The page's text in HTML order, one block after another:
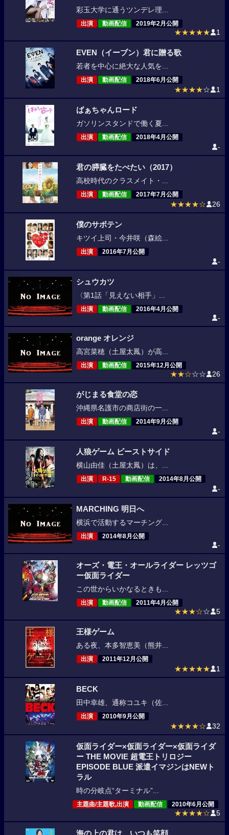
彩玉大学に通うツンデレ理...
出演 動画配信 2019年2月公開
★★★★★ 1
EVEN（イーブン）君に贈る歌
若者を中心に絶大な人気を...
出演 動画配信 2018年6月公開
★★★★☆ 1
ばぁちゃんロード
ガソリンスタンドで働く夏...
出演 動画配信 2018年4月公開
-
君の膵臓をたべたい（2017）
高校時代のクラスメイト・...
出演 動画配信 2017年7月公開
★★★★☆ 26
僕のサボテン
キツイ上司・今井咲（森絵...
出演 2016年7月公開
-
シュウカツ
〈第1話「見えない相手」...
出演 動画配信 2016年4月公開
-
orange オレンジ
高宮菜穂（土屋太鳳）が高...
出演 動画配信 2015年12月公開
★★☆☆☆ 26
がじまる食堂の恋
沖縄県名護市の商店街の一...
出演 動画配信 2014年9月公開
-
人狼ゲーム ビーストサイド
横山由佳（土屋太鳳）は、...
出演 R-15 動画配信 2014年8月公開
-
MARCHING 明日へ
横浜で活動するマーチング...
出演 2014年8月公開
-
オーズ・電王・オールライダー レッツゴ
ー仮面ライダー
この世からいかなるときも...
出演 動画配信 2011年4月公開
★★★☆☆ 5
王様ゲーム
ある夜、本多智恵美（熊井...
出演 2011年12月公開
★★★★★ 1
BECK
田中幸雄、通称コユキ（佐...
出演 2010年9月公開
★★★★☆ 32
仮面ライダー×仮面ライダー×仮面ライダ
ー THE MOVIE 超電王トリロジー
EPISODE BLUE 派遣イマジンはNEWト
ラル
時の分岐点“ターミナル”...
主題曲/主題歌,出演 動画配信 2010年6月公開
★★★★☆ 5